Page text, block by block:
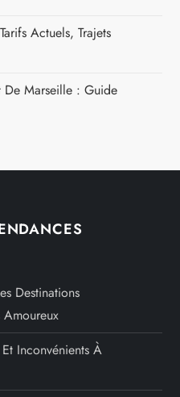
Actuels, Trajets
De Marseille : Guide
Destinations
Inconvénients À